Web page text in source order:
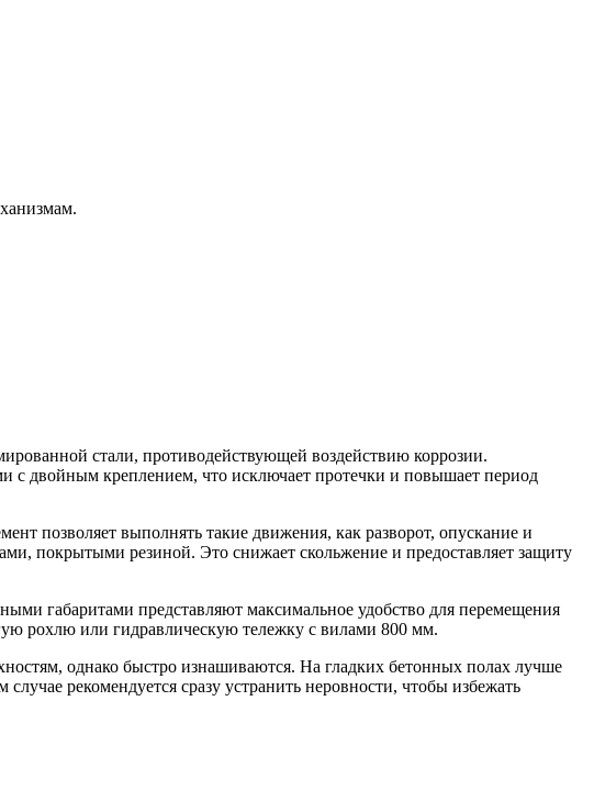
стали, противодействующей воздействию коррозии.
с двойным креплением, что исключает протечки и повышает период
позволяет выполнять такие движения, как разворот, опускание и
покрытыми резиной. Это снижает скольжение и предоставляет защиту
габаритами представляют максимальное удобство для перемещения
рохлю или гидравлическую тележку с вилами 800 мм.
однако быстро изнашиваются. На гладких бетонных полах лучше
рекомендуется сразу устранить неровности, чтобы избежать